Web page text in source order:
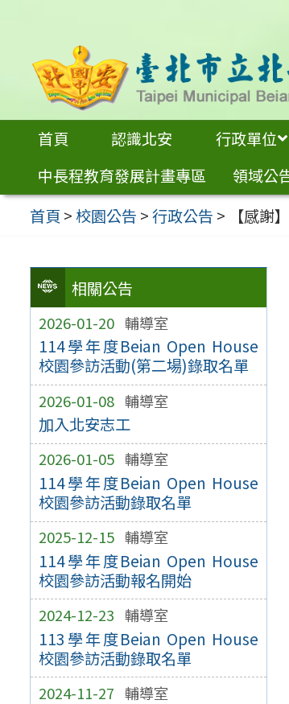
內
首頁 認識北安 行政單位
中長程教育發展計畫專區
領域公
首頁 >校園公告 >行政公告 > 【感謝
相關公告
2026-01-20 輔導室
114學年度Beian Open House
校園參訪活動(第二場)錄取名單
2026-01-08 輔導室
加入北安志工
2026-01-05 輔導室
114學年度Beian Open House
校園參訪活動錄取名單
2025-12-15 輔導室
114學年度Beian Open House
校園參訪活動報名開始
2024-12-23 輔導室
113學年度Beian Open House
校園參訪活動錄取名單
2024-11-27 輔導室